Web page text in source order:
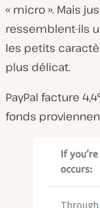
« micro ». Mais
ressemblent-ils
les petits
plus délicat.
PayPal facture
fonds